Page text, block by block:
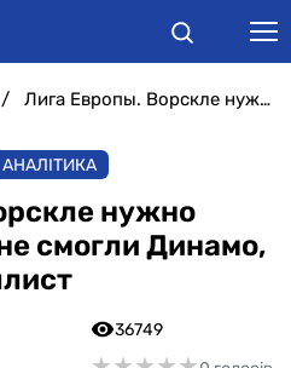
Лига Европы. Ворскле нужно сделать то, что не смогли Динамо, Шахтер и Металлист
АНАЛІТИКА
нужно
смогли Динамо,
36749